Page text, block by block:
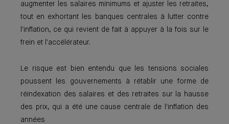
augmenter les salaires minimums et ajuster les retraites,
tout en exhortant les banques centrales à lutter contre
l'inflation, ce qui revient de fait à appuyer à la fois sur le
frein et l'accélérateur.
Le risque est bien entendu que les tensions sociales
poussent les gouvernements à rétablir une forme de
réindexation des salaires et des retraites sur la hausse
des prix, qui a été une cause centrale de l'inflation des
années